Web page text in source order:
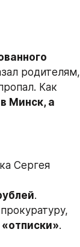
родителям,
Как
Минск, а
Сергея
.
.